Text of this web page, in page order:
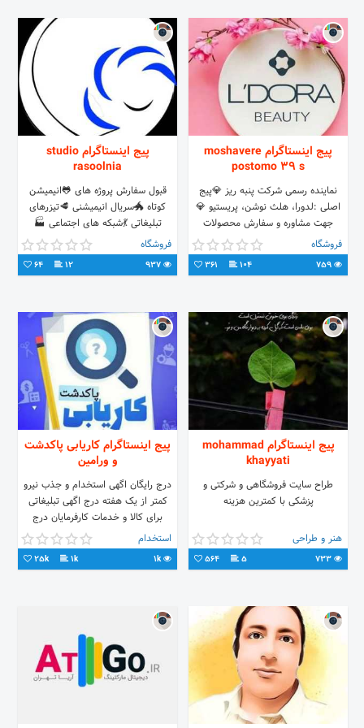
پیج اینستاگرام moshavere
postomo 39 s
نماینده رسمی شرکت پنبه ریز 💎پیج
اصلی :لدورا، هلث نوشن، پریستیو 💎
جهت مشاوره و سفارش محصولات
گیاهی لدورا🌿 👈دایرکت و واتساپ
09056838499
فروشگاه
104
361
پیج اینستاگرام studio
rasoolnia
قبول سفارش پروژه های 🐸انیمیشن
کوتاه 🐲سریال انیمیشنی 🥩تیزرهای
تبلیغاتی 💃شبکه های اجتماعی 🏭
مدلسازی و سیمولیشن های سه بعدی
صنعتی و ...
فروشگاه
12
64
پیج اینستاگرام mohammad
khayyati
طراح سایت فروشگاهی و شرکتی و
پزشکی با کمترین هزینه
هنر و طراحی
5
564
پیج اینستاگرام کاریابی پاکدشت
و ورامین
درج رایگان اگهی استخدام و جذب نیرو
کمتر از یک هفته درج اگهی تبلیغاتی
برای کالا و خدمات کارفرمایان درج
رزومه دنبال کنندگان و کارجویان ⚪️
#کاریابی #نیازمندیهای_استخدامی
#پاکدشت #ورامین #قرچک #پیشوا
نظر شما و حتی جستجوی نوع شغل
درخواستی شما #pakdasht #varamin
#job #jobs#استخدام #کار #مشاغل
استخدام
1k
1k
25k